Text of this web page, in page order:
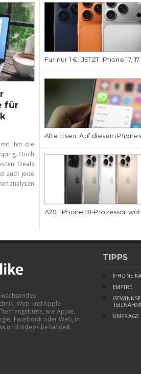
für
ihm die
Doch
Deals
auch jede
Für nur 1 €: JETZT iPhone 17,
Alte Eisen: Auf diesen
A20: iPhone 18-Prozessor
Web und Apple
wie Apple,
Facebook oder Web, in
und Videos behandelt.
TIPPS
IPHONE
EMPIRE
UMFRAGE